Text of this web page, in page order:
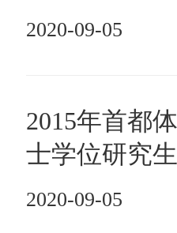
2020-09-05
2015年首都
士学位研究
2020-09-05